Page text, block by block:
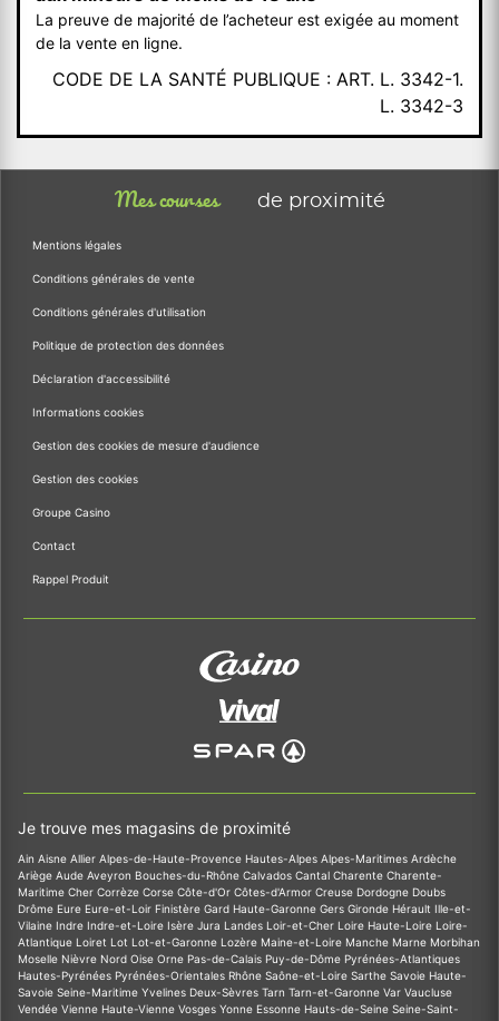
La preuve de majorité de l’acheteur est exigée au moment
de la vente en ligne.
CODE DE LA SANTÉ PUBLIQUE : ART. L. 3342-1.
L. 3342-3
Mes courses de proximité
Mentions légales
Conditions générales de vente
Conditions générales d'utilisation
Politique de protection des données
Déclaration d'accessibilité
Informations cookies
Gestion des cookies de mesure d'audience
Gestion des cookies
Groupe Casino
Contact
Rappel Produit
Je trouve mes magasins de proximité
Ain Aisne Allier Alpes-de-Haute-Provence Hautes-Alpes Alpes-Maritimes Ardèche
Ariège Aude Aveyron Bouches-du-Rhône Calvados Cantal Charente Charente-
Maritime Cher Corrèze Corse Côte-d'Or Côtes-d'Armor Creuse Dordogne Doubs
Drôme Eure Eure-et-Loir Finistère Gard Haute-Garonne Gers Gironde Hérault Ille-et-
Vilaine Indre Indre-et-Loire Isère Jura Landes Loir-et-Cher Loire Haute-Loire Loire-
Atlantique Loiret Lot Lot-et-Garonne Lozère Maine-et-Loire Manche Marne Morbihan
Moselle Nièvre Nord Oise Orne Pas-de-Calais Puy-de-Dôme Pyrénées-Atlantiques
Hautes-Pyrénées Pyrénées-Orientales Rhône Saône-et-Loire Sarthe Savoie Haute-
Savoie Seine-Maritime Yvelines Deux-Sèvres Tarn Tarn-et-Garonne Var Vaucluse
Vendée Vienne Haute-Vienne Vosges Yonne Essonne Hauts-de-Seine Seine-Saint-